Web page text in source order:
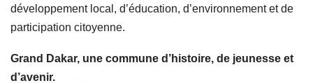
développement local, d’éducation, d’environnement et de
participation citoyenne.
Grand Dakar, une commune d’histoire, de jeunesse et
d’avenir.